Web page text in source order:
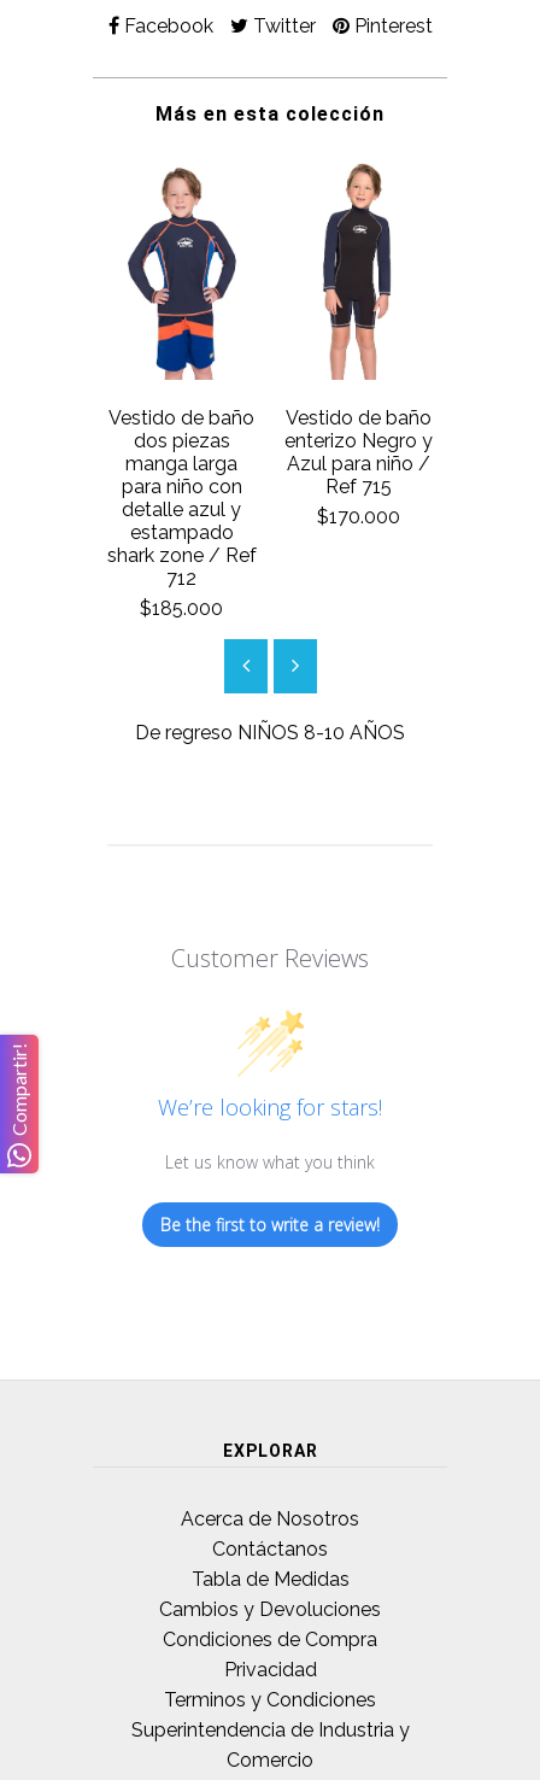
Facebook
Twitter Pinterest
Más en esta colección
Vestido de baño
dos piezas
manga larga
para niño con
detalle azul y
estampado
shark zone / Ref
712
$185.000
Vestido de baño
enterizo Negro y
Azul para niño /
Ref 715
$170.000
De regreso NIÑOS 8-10 AÑOS
Customer Reviews
We’re looking for stars!
Let us know what you think
Be the first to write a review!
EXPLORAR
Acerca de Nosotros
Contáctanos
Tabla de Medidas
Cambios y Devoluciones
Condiciones de Compra
Privacidad
Terminos y Condiciones
Superintendencia de Industria y
Comercio
Compartir!